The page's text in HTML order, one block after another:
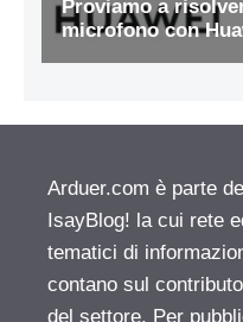
Arduer.com è parte
IsayBlog! la cui rete
tematici di
contano sul
del settore. Per